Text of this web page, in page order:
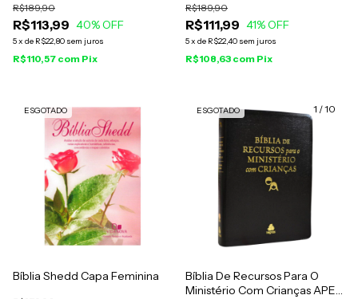
R$113,99
R$189,90
40% OFF
5x de R$22,80 sem juros
R$110,57 com Pix
R$111,99
R$189,90
41% OFF
5x de R$22,40 sem juros
R$108,63 com Pix
ESGOTADO
Bíblia Shedd Capa Feminina
1 /10
ESGOTADO
Bíblia De Recursos Para O
Ministério Com Crianças APEC